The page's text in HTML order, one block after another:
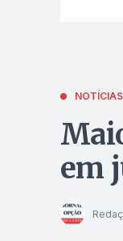
NOTÍCIAS
em